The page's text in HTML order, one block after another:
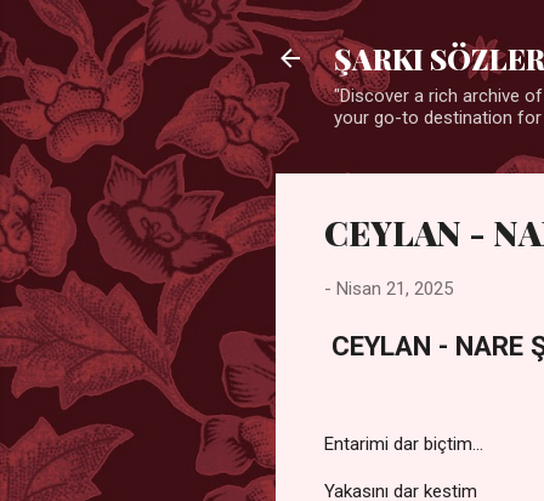
ŞARKI
"Discover a rich archive
your go-to destination
CEYLAN -
- Nisan 21, 2025
CEYLAN - NARE
Entarimi dar biçtim...
Yakasını dar kestim